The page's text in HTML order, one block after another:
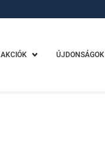
AKCIÓK ÚJDONSÁGOK